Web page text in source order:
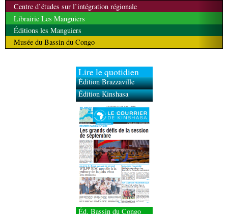
Centre d’études sur l’intégration régionale
Librairie Les Manguiers
Éditions les Manguiers
Musée du Bassin du Congo
Lire le quotidien
Édition Brazzaville
Édition Kinshasa
Éd. Bassin du Congo